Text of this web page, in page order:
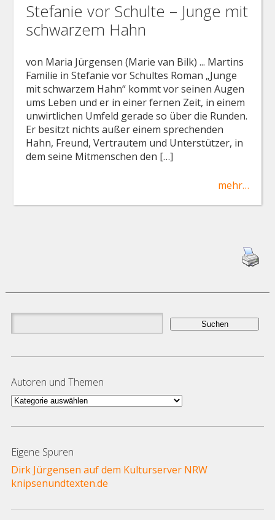
Stefanie vor Schulte – Junge mit
schwarzem Hahn
von Maria Jürgensen (Marie van Bilk) ... Martins
Familie in Stefanie vor Schultes Roman „Junge
mit schwarzem Hahn“ kommt vor seinen Augen
ums Leben und er in einer fernen Zeit, in einem
unwirtlichen Umfeld gerade so über die Runden.
Er besitzt nichts außer einem sprechenden
Hahn, Freund, Vertrautem und Unterstützer, in
dem seine Mitmenschen den […]
mehr…
Suchen
nach:
Autoren und Themen
Autoren
Themen
Eigene Spuren
Dirk Jürgensen auf dem Kulturserver NRW
knipsenundtexten.de